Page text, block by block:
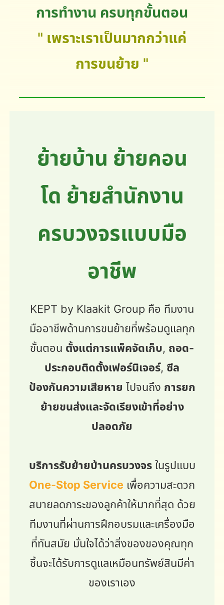
การทำงาน ครบทุกขั้นตอน
" เพราะเราเป็นมากกว่าแค่
การขนย้าย "
ย้ายบ้าน ย้ายคอน
โด ย้ายสำนักงาน
ครบวงจรแบบมือ
อาชีพ
KEPT by Klaakit Group คือ ทีมงาน
มืออาชีพด้านการขนย้ายที่พร้อมดูแลทุก
ขั้นตอน ตั้งแต่การแพ็คจัดเก็บ, ถอด-
ประกอบติดตั้งเฟอร์นิเจอร์, ซีล
ป้องกันความเสียหาย ไปจนถึง การยก
ย้ายขนส่งและจัดเรียงเข้าที่อย่าง
ปลอดภัย
บริการรับย้ายบ้านครบวงจรในรูปแบบ
One-Stop Service เพื่อความสะดวก
สบายลดภาระของลูกค้าให้มากที่สุด ด้วย
ทีมงานที่ผ่านการฝึกอบรมและเครื่องมือ
ที่ทันสมัย มั่นใจได้ว่าสิ่งของของคุณทุก
ชิ้นจะได้รับการดูแลเหมือนทรัพย์สินมีค่า
ของเราเอง